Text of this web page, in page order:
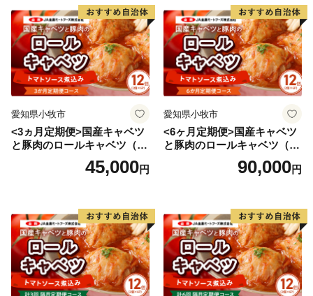
り状記載のご依頼主様に返送させていただきます。
■ワンストップ特例申請書
入金確認後、注文内容確認画面の【注文者情報】に記載
の住所へ申込完了日から30日程度で発送いたします。
（返信封筒あり・切手必要）
※確定申告をされる方は特例申請の必要はございませ
ん。
【ワンストップ特例申請書送付先】
住所：宮崎県都城市宮丸町3070-1
宛先：三木町ふるさと納税ワンストップ受付センター
行
※ワンストップ特例申請受付を外部委託しています。
愛知県小牧市
<3ヵ月定期便>国産キャベツ
と豚肉のロールキャベツ（6P
45,000円
愛知県小牧市
<6ヶ月定期便>国産キャベツ
と豚肉のロールキャベツ（6P
90,000円